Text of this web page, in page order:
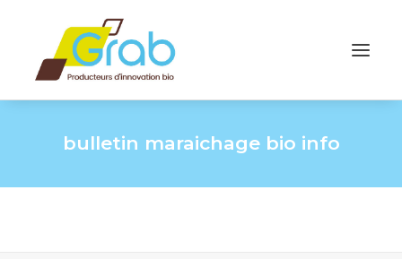
bulletin maraichage bio info